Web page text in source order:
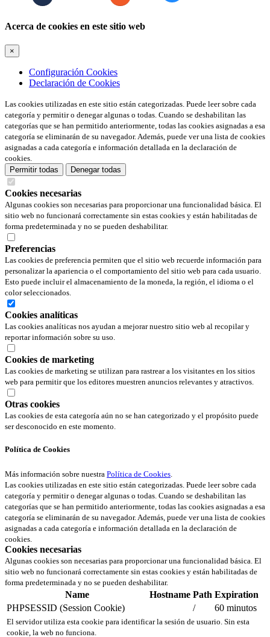
Acerca de cookies en este sitio web
×
Configuración Cookies
Declaración de Cookies
Las cookies utilizadas en este sitio están categorizadas. Puede leer sobre cada
categoría y permitir o denegar algunas o todas. Cuando se deshabilitan las
categorías que se han permitido anteriormente, todas las cookies asignadas a esa
categoría se eliminarán de su navegador. Además, puede ver una lista de cookies
asignadas a cada categoría e información detallada en la declaración de
cookies.
Permitir todas
Denegar todas
Cookies necesarias
Algunas cookies son necesarias para proporcionar una funcionalidad básica. El
sitio web no funcionará correctamente sin estas cookies y están habilitadas de
forma predeterminada y no se pueden deshabilitar.
Preferencias
Las cookies de preferencia permiten que el sitio web recuerde información para
personalizar la apariencia o el comportamiento del sitio web para cada usuario.
Esto puede incluir el almacenamiento de la moneda, la región, el idioma o el
color seleccionados.
Cookies analíticas
Las cookies analíticas nos ayudan a mejorar nuestro sitio web al recopilar y
reportar información sobre su uso.
Cookies de marketing
Las cookies de marketing se utilizan para rastrear a los visitantes en los sitios
web para permitir que los editores muestren anuncios relevantes y atractivos.
Otras cookies
Las cookies de esta categoría aún no se han categorizado y el propósito puede
ser desconocido en este momento.
Política de Cookies
Más información sobre nuestra Política de Cookies
Las cookies utilizadas en este sitio están categorizadas. Puede leer sobre cada
categoría y permitir o denegar algunas o todas. Cuando se deshabilitan las
categorías que se han permitido anteriormente, todas las cookies asignadas a esa
categoría se eliminarán de su navegador. Además, puede ver una lista de cookies
asignadas a cada categoría e información detallada en la declaración de
cookies.
Cookies necesarias
Algunas cookies son necesarias para proporcionar una funcionalidad básica. El
sitio web no funcionará correctamente sin estas cookies y están habilitadas de
forma predeterminada y no se pueden deshabilitar.
Name Hostname Path Expiration
PHPSESSID (Session Cookie)
/ 60 minutos
El servidor utiliza esta cookie para identificar la sesión de usuario. Sin esta
cookie, la web no funciona.